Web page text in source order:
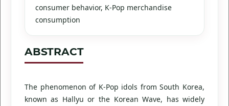
consumer behavior, K-Pop merchandise
consumption
ABSTRACT
The phenomenon of K-Pop idols from South Korea,
known as Hallyu or the Korean Wave, has widely